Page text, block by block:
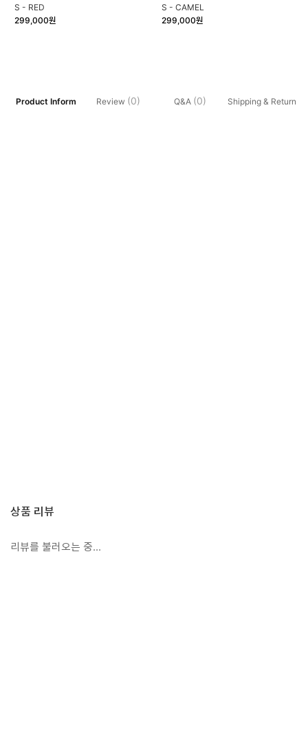
S - RED
299,000원
S - CAMEL
299,000원
Product Inform Review (0) Q&A (0) Shipping & Return
상품 리뷰
리뷰를 불러오는 중...